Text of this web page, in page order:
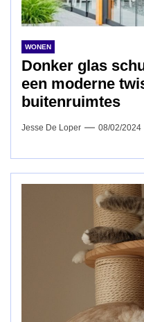
WONEN
Donker glas
een moderne
buitenruimtes
Jesse De Loper 08/02/2024